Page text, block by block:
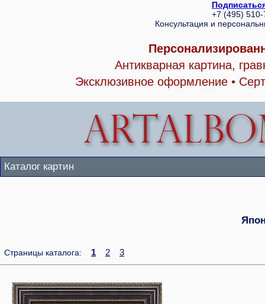
+7 (495)
Консультация и
Антикварная картина,
Эксклюзивное оформление •
Каталог картин
Страницы каталога: 1 2 3